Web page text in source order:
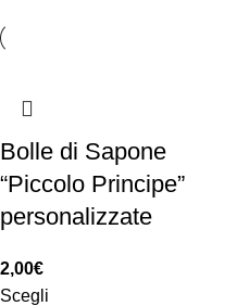
Bolle di Sapone
“Piccolo Principe”
personalizzate
2,00€
Scegli